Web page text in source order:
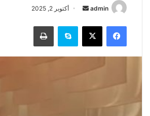
admin
أرسل
إلكترونيا
أكتوبر 2, 2025
فيسبوك ‫X سكايب طباعة